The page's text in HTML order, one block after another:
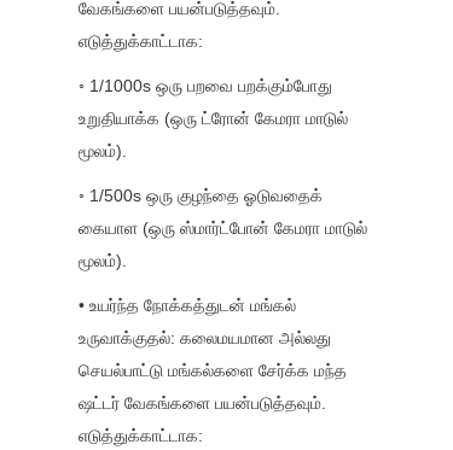
வேகங்களை பயன்படுத்தவும்.
எடுத்துக்காட்டாக:
◦ 1/1000s ஒரு பறவை பறக்கும்போது
உறுதியாக்க (ஒரு ட்ரோன் கேமரா மாடுல்
மூலம்).
◦ 1/500s ஒரு குழந்தை ஓடுவதைக்
கையாள (ஒரு ஸ்மார்ட்போன் கேமரா மாடுல்
மூலம்).
• உயர்ந்த நோக்கத்துடன் மங்கல்
உருவாக்குதல்: கலைமயமான அல்லது
செயல்பாட்டு மங்கல்களை சேர்க்க மந்த
ஷட்டர் வேகங்களை பயன்படுத்தவும்.
எடுத்துக்காட்டாக: